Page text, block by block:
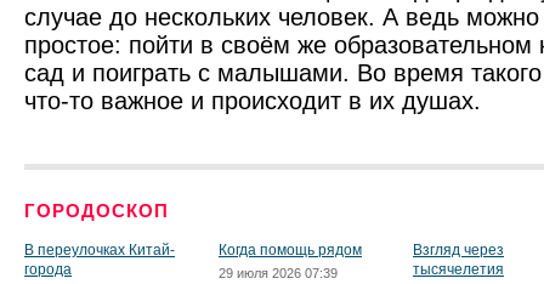
случае до нескольких человек. А ведь
простое: пойти в своём же образовательном
сад и поиграть с малышами. Во время
что-то важное и происходит в их душах.
ГОРОДОСКОП
В переулочках Китай-
города
Когда помощь рядом
29 июля 2026 07:39
Взгляд через
тысячелетия